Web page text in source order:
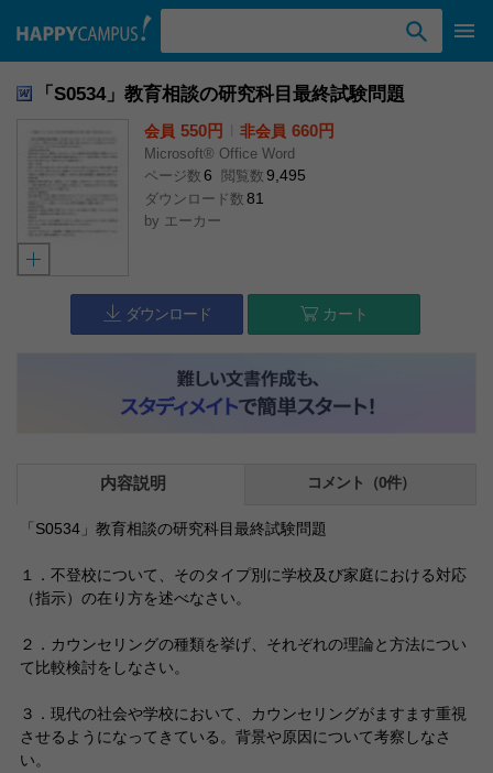
「S0534」教育相談の研究科目最終試験問題
会員 550円 非会員 660円
Microsoft® Office Word
ページ数 6 閲覧数 9,495
ダウンロード数 81
by エーカー
ダウンロード カート
内容説明 コメント（0件）
「S0534」教育相談の研究科目最終試験問題
１．不登校について、そのタイプ別に学校及び家庭における対応
（指示）の在り方を述べなさい。
２．カウンセリングの種類を挙げ、それぞれの理論と方法につい
て比較検討をしなさい。
３．現代の社会や学校において、カウンセリングがますます重視
させるようになってきている。背景や原因について考察しなさ
い。